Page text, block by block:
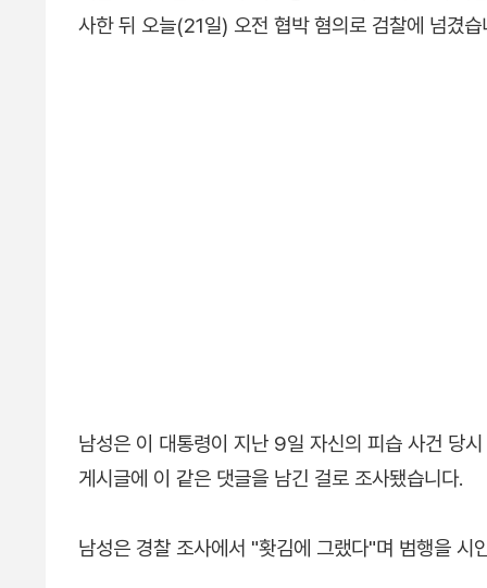
사한 뒤 오늘(21일) 오전 협박 혐의로 검찰에 넘겼습
남성은 이 대통령이 지난 9일 자신의 피습 사건 당
게시글에 이 같은 댓글을 남긴 걸로 조사됐습니다.
남성은 경찰 조사에서 "홧김에 그랬다"며 범행을 시